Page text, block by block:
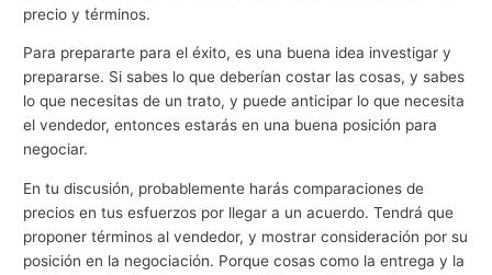
precio y términos.
Para prepararte para el éxito, es una buena idea investigar y
prepararse. Si sabes lo que deberían costar las cosas, y sabes
lo que necesitas de un trato, y puede anticipar lo que necesita
el vendedor, entonces estarás en una buena posición para
negociar.
En tu discusión, probablemente harás comparaciones de
precios en tus esfuerzos por llegar a un acuerdo. Tendrá que
proponer términos al vendedor, y mostrar consideración por su
posición en la negociación. Porque cosas como la entrega y la